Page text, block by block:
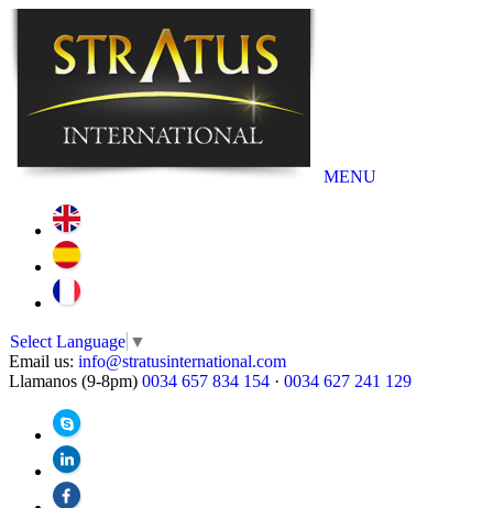
MENU
Select Language ▼
Email us: info@stratusinternational.com
Llamanos (9-8pm) 0034 657 834 154 · 0034 627 241 129